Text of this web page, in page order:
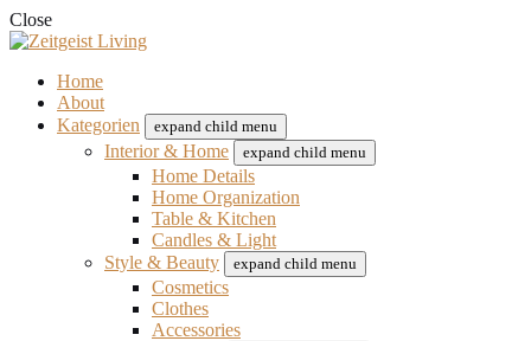
Close
Home
About
Kategorien
expand child menu
Interior & Home expand child menu
Home Details
Home Organization
Table & Kitchen
Candles & Light
Style & Beauty
expand child menu
Cosmetics
Clothes
Accessories